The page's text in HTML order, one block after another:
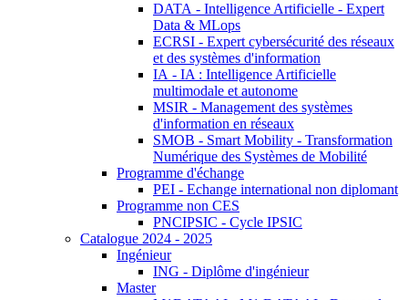
DATA - Intelligence Artificielle - Expert
Data & MLops
ECRSI - Expert cybersécurité des réseaux
et des systèmes d'information
IA - IA : Intelligence Artificielle
multimodale et autonome
MSIR - Management des systèmes
d'information en réseaux
SMOB - Smart Mobility - Transformation
Numérique des Systèmes de Mobilité
Programme d'échange
PEI - Echange international non diplomant
Programme non CES
PNCIPSIC - Cycle IPSIC
Catalogue 2024 - 2025
Ingénieur
ING - Diplôme d'ingénieur
Master